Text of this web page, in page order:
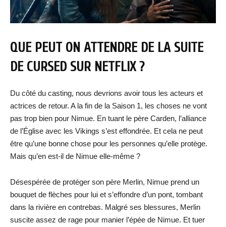
QUE PEUT ON ATTENDRE DE LA SUITE
DE CURSED SUR NETFLIX ?
Du côté du casting, nous devrions avoir tous les acteurs et
actrices de retour. A la fin de la Saison 1, les choses ne vont
pas trop bien pour Nimue. En tuant le père Carden, l’alliance
de l’Église avec les Vikings s’est effondrée. Et cela ne peut
être qu’une bonne chose pour les personnes qu’elle protège.
Mais qu’en est-il de Nimue elle-même ?
Désespérée de protéger son père Merlin, Nimue prend un
bouquet de flèches pour lui et s’effondre d’un pont, tombant
dans la rivière en contrebas. Malgré ses blessures, Merlin
suscite assez de rage pour manier l’épée de Nimue. Et tuer